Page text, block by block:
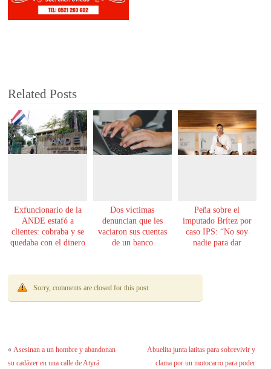
Related Posts
Exfuncionario de la
ANDE estafó a
clientes: cobraba y se
quedaba con el dinero
Dos víctimas
denuncian que les
vaciaron sus cuentas
de un banco
Peña sobre el
imputado Brítez por
caso IPS: “No soy
nadie para dar
Sorry, comments are closed for this post
« Asesinan a un hombre y abandonan
su cadáver en una calle de Atyrá
Abuelita junta latitas para sobrevivir y
clama por un motocarro para poder